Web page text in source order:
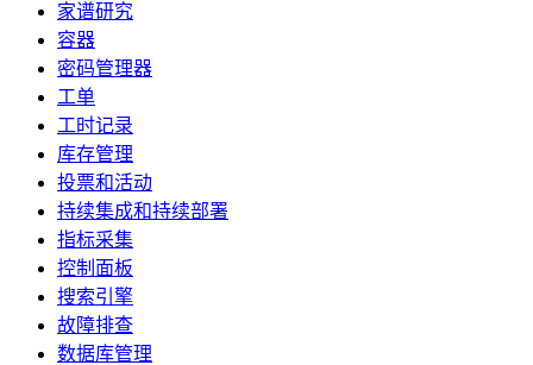
家谱研究
容器
密码管理器
工单
工时记录
库存管理
投票和活动
持续集成和持续部署
指标采集
控制面板
搜索引擎
故障排查
数据库管理